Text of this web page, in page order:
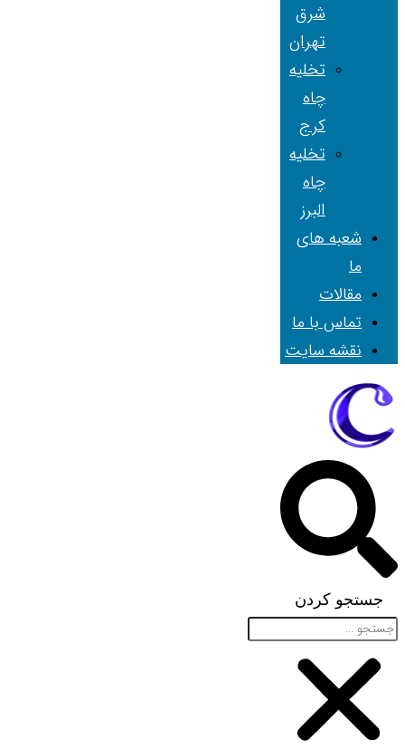
شرق
تهران
تخلیه
چاه
کرج
تخلیه
چاه
البرز
شعبه های
ما
مقالات
تماس با ما
نقشه سایت
جستجو کردن